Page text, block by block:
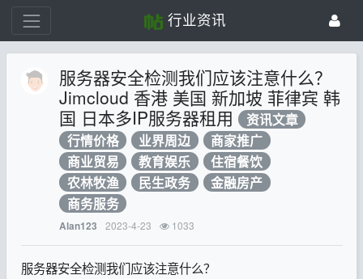
行业资讯
服务器安全检测我们应该注意什么？
Jimcloud 香港 美国 新加坡 菲律宾 韩
国 日本多IP服务器租用 资讯文章
行情价格
业界周边
商家推广
商业贸易
教育娱乐
住宿餐饮
农林牧渔
民生政务
金融房产
商务服务
Alan123 2023-4-23 1033
服务器安全检测我们应该注意什么？